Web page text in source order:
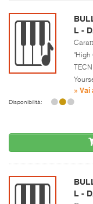
L -
"High
» Vai
Disponibilità:
L -